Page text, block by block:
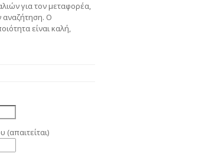
για τον μεταφορέα,
αναζήτηση. Ο
είναι καλή,
(απαιτείται)